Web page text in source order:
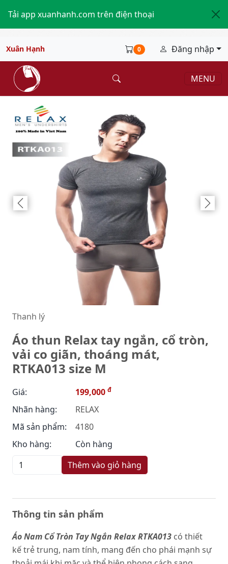
Tải app xuanhanh.com trên điện thoại
Xuân Hạnh 0 Đăng nhập
MENU
Thanh lý
Áo thun Relax tay ngắn, cổ tròn,
vải co giãn, thoáng mát,
RTKA013 size M
Giá: 199,000 đ
Nhãn hàng:
RELAX
Mã sản phẩm:
4180
Kho hàng:
Còn hàng
Thêm vào giỏ hàng
Thông tin sản phẩm
Áo Nam Cổ Tròn Tay Ngắn Relax RTKA013 có thiết
kế trẻ trung, nam tính, mang đến cho phái mạnh sự